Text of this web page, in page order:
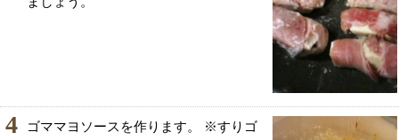
4
ゴママヨソースを作ります。 ※すりゴ